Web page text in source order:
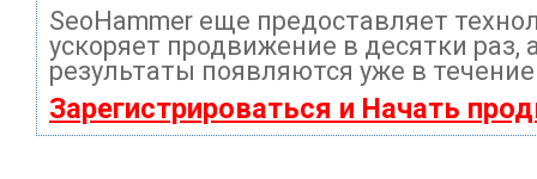
SeoHammer еще предоставляет
ускоряет продвижение в десятки раз,
результаты появляются уже в
Зарегистрироваться и Начать